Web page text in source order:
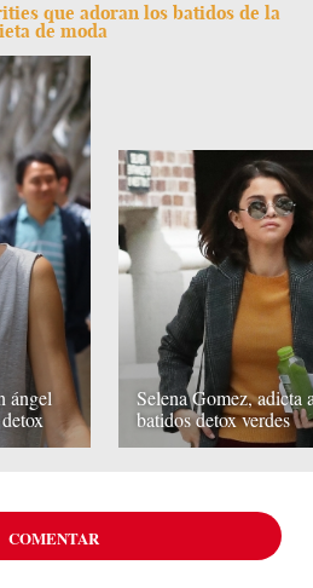
que adoran los batidos de la
de moda
ángel
Selena Gomez, adicta
batidos detox verdes
COMENTAR